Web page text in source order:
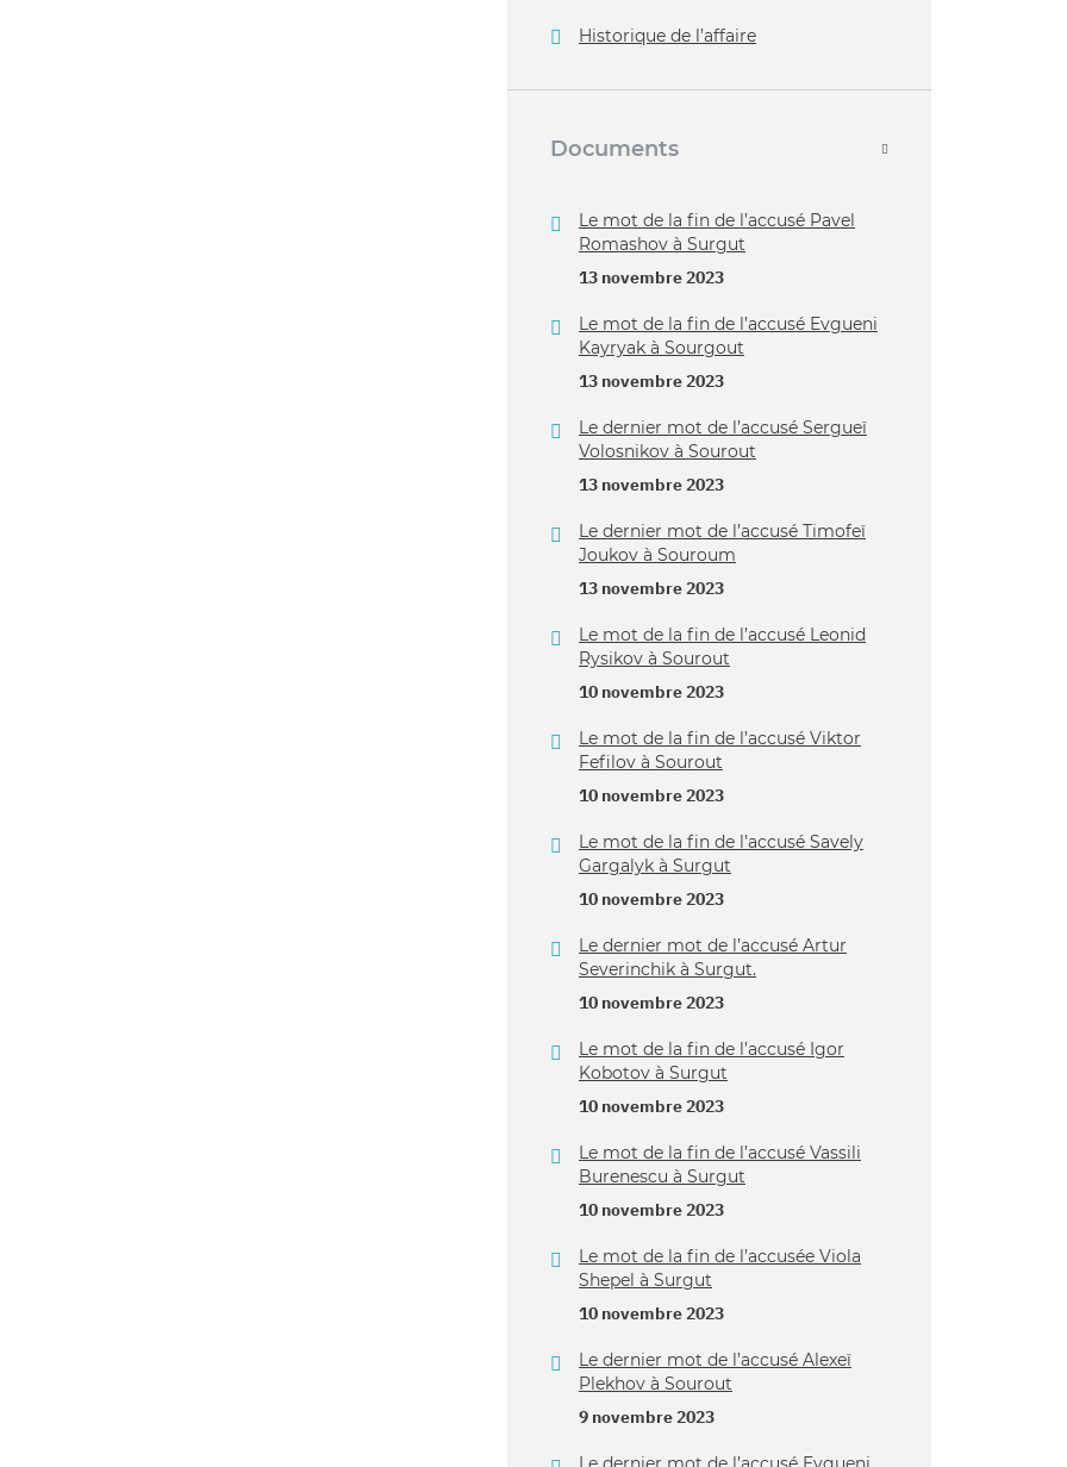
Historique de l’affaire
Documents
Le mot de la fin de l’accusé Pavel
Romashov à Surgut
13 novembre 2023
Le mot de la fin de l’accusé Evgueni
Kayryak à Sourgout
13 novembre 2023
Le dernier mot de l’accusé Sergueï
Volosnikov à Sourout
13 novembre 2023
Le dernier mot de l’accusé Timofeï
Joukov à Souroum
13 novembre 2023
Le mot de la fin de l’accusé Leonid
Rysikov à Sourout
10 novembre 2023
Le mot de la fin de l’accusé Viktor
Fefilov à Sourout
10 novembre 2023
Le mot de la fin de l’accusé Savely
Gargalyk à Surgut
10 novembre 2023
Le dernier mot de l’accusé Artur
Severinchik à Surgut.
10 novembre 2023
Le mot de la fin de l’accusé Igor
Kobotov à Surgut
10 novembre 2023
Le mot de la fin de l’accusé Vassili
Burenescu à Surgut
10 novembre 2023
Le mot de la fin de l’accusée Viola
Shepel à Surgut
10 novembre 2023
Le dernier mot de l’accusé Alexeï
Plekhov à Sourout
9 novembre 2023